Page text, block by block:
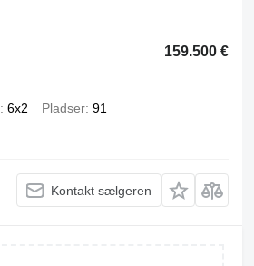
159.500 €
6x2 Pladser 91
Kontakt sælgeren